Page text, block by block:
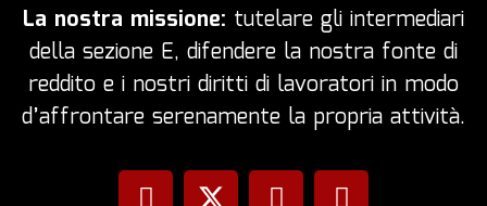
La nostra missione: tutelare gli intermediari
della sezione E, difendere la nostra fonte di
reddito e i nostri diritti di lavoratori in modo
d’affrontare serenamente la propria attività.